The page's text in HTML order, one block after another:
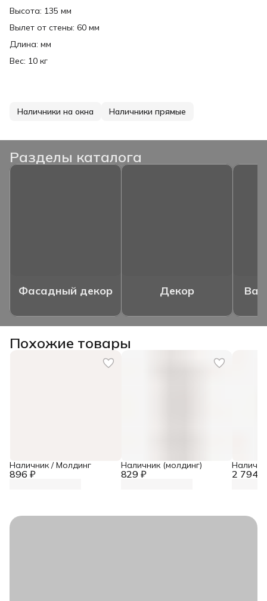
Высота: 135 мм
Вылет от стены: 60 мм
Длина: мм
Вес: 10 кг
Наличники на окна Наличники прямые
Разделы каталога
Фасадный декор Декор
Похожие товары
896 ₽
Наличник / Молдинг
829 ₽
Наличник (молдинг)
2 794 ₽